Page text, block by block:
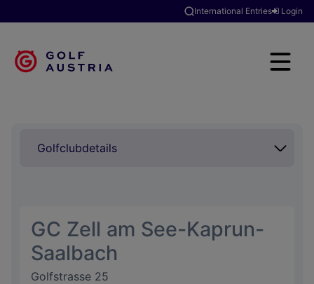
International Entries Login
GC Zell am See-Kaprun-
Saalbach
Golfstrasse 25